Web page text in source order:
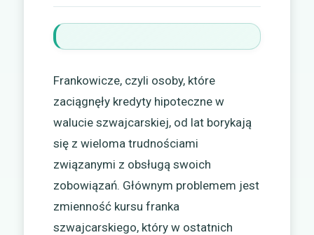
Frankowicze, czyli osoby, które
zaciągnęły kredyty hipoteczne w
walucie szwajcarskiej, od lat borykają
się z wieloma trudnościami
związanymi z obsługą swoich
zobowiązań. Głównym problemem jest
zmienność kursu franka
szwajcarskiego, który w ostatnich